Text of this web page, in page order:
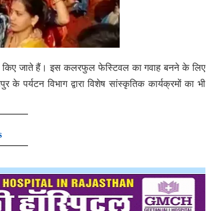
किए जाते हैं। इस कलरफुल फेस्टिवल का गवाह बनने के लिए
पर्यटन विभाग द्वारा विशेष सांस्कृतिक कार्यक्रमों का भी